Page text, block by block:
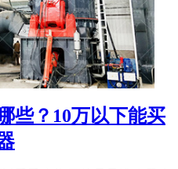
些？10万以下能买